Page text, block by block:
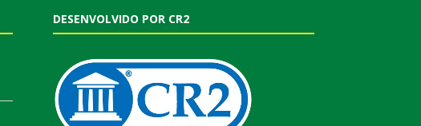
DESENVOLVIDO POR CR2